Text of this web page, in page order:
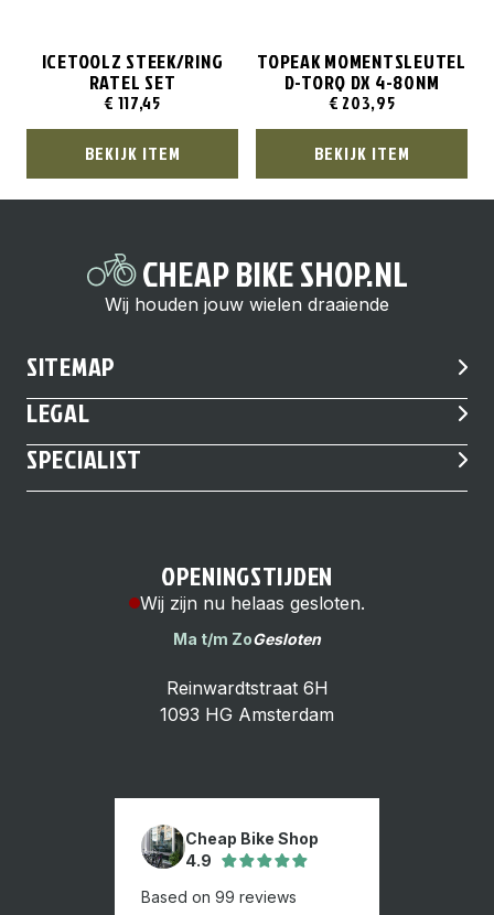
ICETOOLZ STEEK/RING
RATEL SET
€ 117,45
BEKIJK ITEM
TOPEAK MOMENTSLEUTEL
D-TORQ DX 4-80NM
€ 203,95
BEKIJK ITEM
CHEAP BIKE SHOP.NL
Wij houden jouw wielen draaiende
SITEMAP
LEGAL
SPECIALIST
Cheap Bike Shop
4.9
Based on 99 reviews
OPENINGSTIJDEN
Wij zijn nu helaas gesloten.
Ma t/m ZoGesloten
Reinwardtstraat 6H
1093 HG Amsterdam